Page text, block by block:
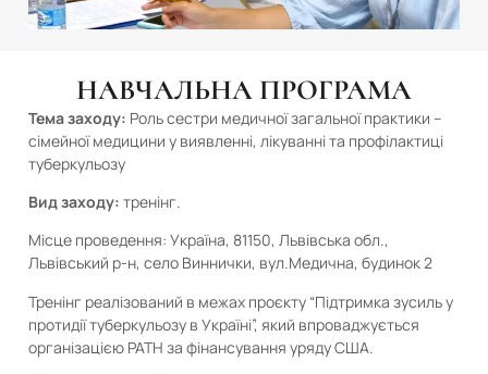
НАВЧАЛЬНА ПРОГРАМА
Тема заходу: Роль сестри медичної загальної практики –
сімейної медицини у виявленні, лікуванні та профілактиці
туберкульозу
Вид заходу: тренінг.
Місце проведення: Україна, 81150, Львівська обл.,
Львівський р-н, село Виннички, вул.Медична, будинок 2
Тренінг реалізований в межах проєкту “Підтримка зусиль у
протидії туберкульозу в Україні”, який впроваджується
організацією PATH за фінансування уряду США.